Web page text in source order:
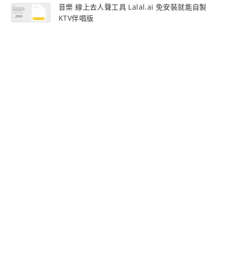
音樂 線上去人聲工具 Lalal.ai 免安裝就能自製
KTV伴唱版